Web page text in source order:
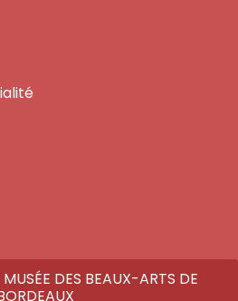
DES BEAUX-ARTS DE